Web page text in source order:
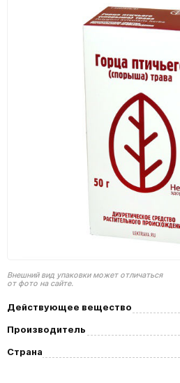
Внешний вид упаковки может отличаться
от фото на сайте.
Действующее вещество
Производитель
Страна